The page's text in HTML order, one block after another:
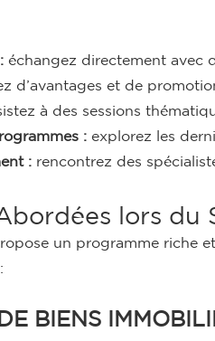
échangez directement avec
d’avantages et de
à des sessions
: explorez les
: rencontrez des
lors du
un programme riche
BIENS